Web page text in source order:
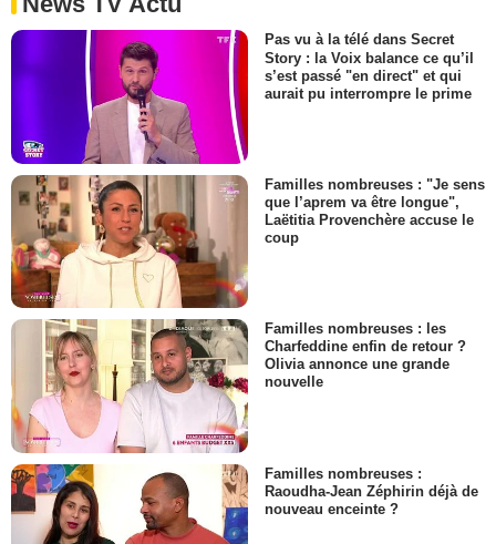
Pas vu à la télé dans Secret
Story : la Voix balance ce qu’il
s’est passé "en direct" et qui
aurait pu interrompre le prime
Familles nombreuses : "Je sens
que l’aprem va être longue",
Laëtitia Provenchère accuse le
coup
Familles nombreuses : les
Charfeddine enfin de retour ?
Olivia annonce une grande
nouvelle
Familles nombreuses :
Raoudha-Jean Zéphirin déjà de
nouveau enceinte ?